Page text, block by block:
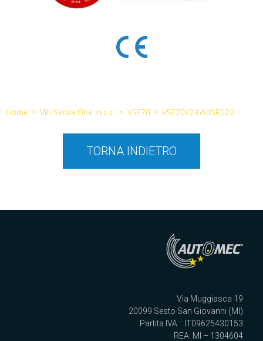
Home > Viti Senza Fine in c.c. > VSF70 > VSF70V24W45R522
TORNA INDIETRO
Via Muggiasca 19
20099 Sesto San Giovanni (MI)
Partita IVA: : IT09625430153
REA: MI – 1304604